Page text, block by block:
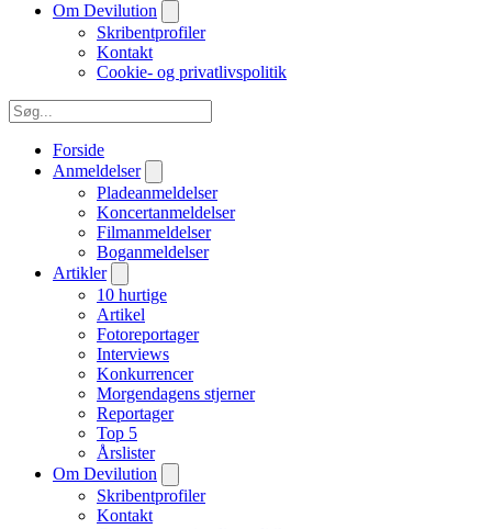
Om Devilution
Skribentprofiler
Kontakt
Cookie- og privatlivspolitik
Forside
Anmeldelser
Pladeanmeldelser
Koncertanmeldelser
Filmanmeldelser
Boganmeldelser
Artikler
10 hurtige
Artikel
Fotoreportager
Interviews
Konkurrencer
Morgendagens stjerner
Reportager
Top 5
Årslister
Om Devilution
Skribentprofiler
Kontakt